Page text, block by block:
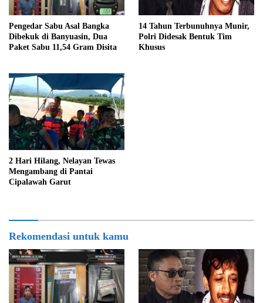
Pengedar Sabu Asal Bangka
Dibekuk di Banyuasin, Dua
Paket Sabu 11,54 Gram Disita
14 Tahun Terbunuhnya Munir,
Polri Didesak Bentuk Tim
Khusus
2 Hari Hilang, Nelayan Tewas
Mengambang di Pantai
Cipalawah Garut
Rekomendasi untuk kamu